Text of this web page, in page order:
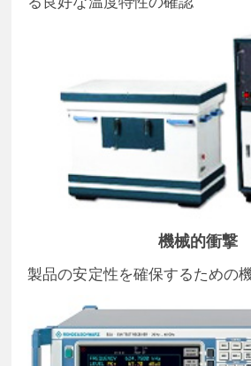
機械的衝撃
製品の安定性を確保するための